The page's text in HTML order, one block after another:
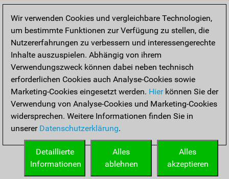
Wir verwenden Cookies und vergleichbare Technologien,
um bestimmte Funktionen zur Verfügung zu stellen, die
Nutzererfahrungen zu verbessern und interessengerechte
Inhalte auszuspielen. Abhängig von ihrem
Verwendungszweck können dabei neben technisch
erforderlichen Cookies auch Analyse-Cookies sowie
Marketing-Cookies eingesetzt werden. Hierkönnen Sie der
Verwendung von Analyse-Cookies und Marketing-Cookies
widersprechen. Weitere Informationen finden Sie in
unserer Datenschutzerklärung.
Alles
akzeptieren
Alles
ablehnen
Detaillierte
Informationen